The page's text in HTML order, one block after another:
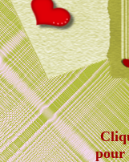
pour